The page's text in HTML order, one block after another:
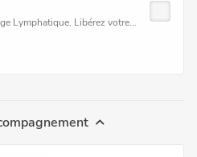
Lymphatique. Libérez votre...